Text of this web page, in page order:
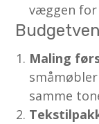
væggen for
Maling
samme